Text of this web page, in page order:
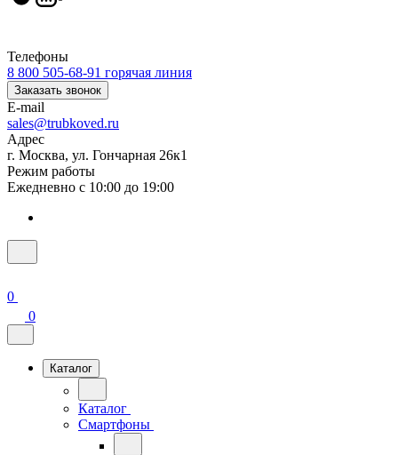
Телефоны
8 800 505-68-91 горячая линия
Заказать звонок
E-mail
sales@trubkoved.ru
Адрес
г. Москва, ул. Гончарная 26к1
Режим работы
Ежедневно с 10:00 до 19:00
0
0
Каталог
Каталог
Смартфоны